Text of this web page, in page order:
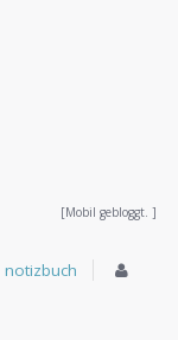
[Mobil gebloggt. ]
notizbuch